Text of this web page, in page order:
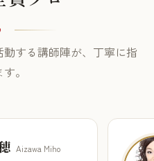
する講師陣が、丁寧に指
。
Aizawa Miho